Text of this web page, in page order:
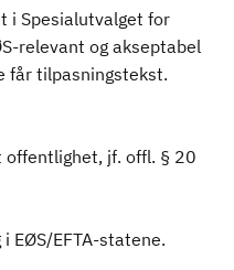
i Spesialutvalget for
relevant og akseptabel
får tilpasningstekst.
jf. offl. § 20
EØS/EFTA-statene.